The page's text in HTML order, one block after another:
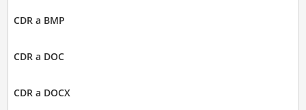
CDR a BMP
CDR a DOC
CDR a DOCX